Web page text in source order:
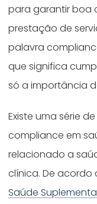
para garantir boa
prestação de
palavra
que significa
só a importância
Existe uma série
compliance em
relacionado a
clínica. De
Saúde